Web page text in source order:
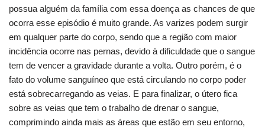
possua alguém da família com essa doença as chances de que
ocorra esse episódio é muito grande. As varizes podem surgir
em qualquer parte do corpo, sendo que a região com maior
incidência ocorre nas pernas, devido à dificuldade que o sangue
tem de vencer a gravidade durante a volta. Outro porém, é o
fato do volume sanguíneo que está circulando no corpo poder
está sobrecarregando as veias. E para finalizar, o útero fica
sobre as veias que tem o trabalho de drenar o sangue,
comprimindo ainda mais as áreas que estão em seu entorno,